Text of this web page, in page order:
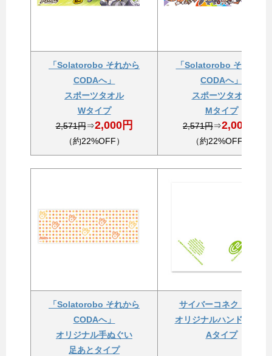
「Solatorobo それから
CODAへ」
スポーツタオル
Wタイプ
2,571円⇒2,000円
（約22%OFF）
「Solatorobo それから
CODAへ」
スポーツタオル
Mタイプ
2,571円⇒2,000円
（約22%OFF）
「Solatorobo それから
CODAへ」
オリジナル手ぬぐい
足あとタイプ
サイバーコネクトツー
オリジナルハンドタオル
Aタイプ